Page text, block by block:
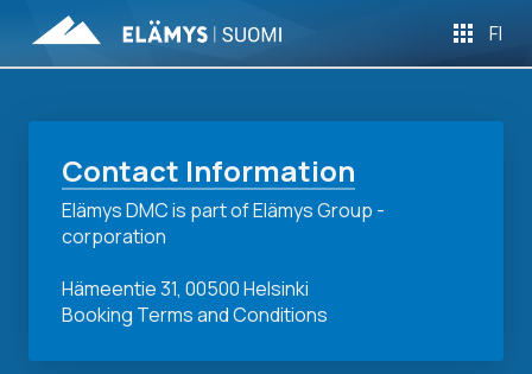
FI
Contact Information
Elämys DMC is part of Elämys Group -
corporation
Hämeentie 31, 00500 Helsinki
Booking Terms and Conditions